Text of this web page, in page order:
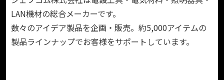
LAN機材の総合メーカーです。
数々のアイデア製品を企画・販売。約5,000アイテムの
製品ラインナップでお客様をサポートしています。